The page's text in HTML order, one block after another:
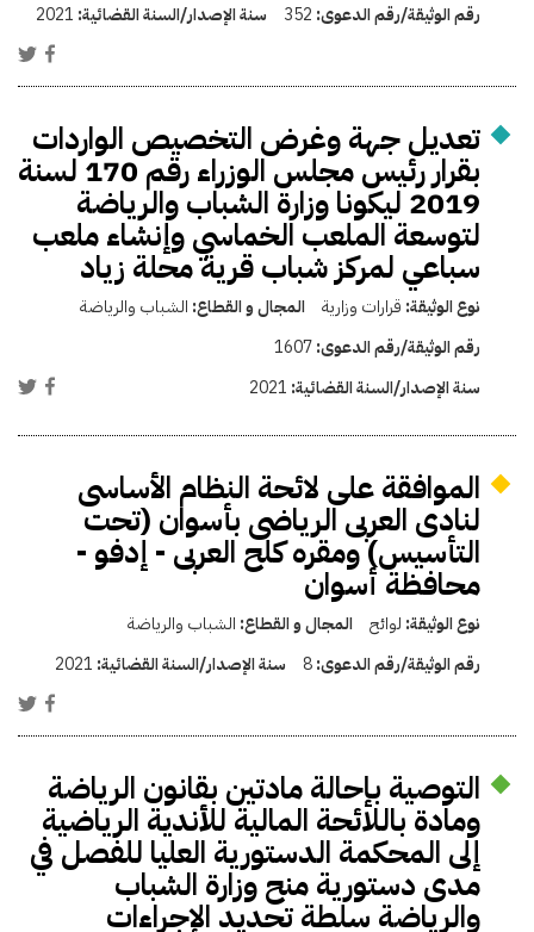
رقم الوثيقة/رقم الدعوى: 352 سنة الإصدار/السنة القضائية: 2021
تعديل جهة وغرض التخصيص الواردات
بقرار رئيس مجلس الوزراء رقم 170 لسنة
2019 ليكونا وزارة الشباب والرياضة
لتوسعة الملعب الخماسي وإنشاء ملعب
سباعي لمركز شباب قرية محلة زياد
نوع الوثيقة: قرارات وزارية المجال و القطاع: الشباب والرياضة
رقم الوثيقة/رقم الدعوى:1607
سنة الإصدار/السنة القضائية: 2021
الموافقة على لائحة النظام الأساسى
لنادى العربى الرياضى بأسوان (تحت
التأسيس) ومقره كلح العربى - إدفو -
محافظة أسوان
نوع الوثيقة: لوائح المجال و القطاع: الشباب والرياضة
رقم الوثيقة/رقم الدعوى:8 سنة الإصدار/السنة القضائية: 2021
التوصية بإحالة مادتين بقانون الرياضة
ومادة باللائحة المالية للأندية الرياضية
إلى المحكمة الدستورية العليا للفصل في
مدى دستورية منح وزارة الشباب
والرياضة سلطة تحديد الإجراءات